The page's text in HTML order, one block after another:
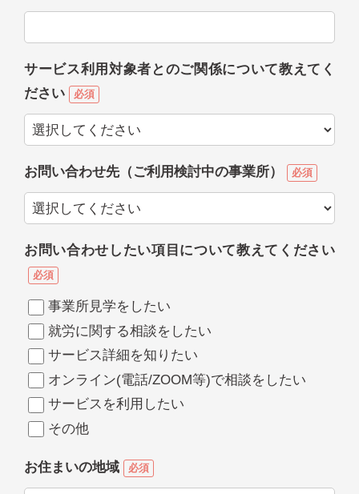
サービス利用対象者とのご関係について教えてく
ださい
必須
お問い合わせ先（ご利用検討中の事業所） 必須
お問い合わせしたい項目について教えてください
必須
事業所見学をしたい
就労に関する相談をしたい
サービス詳細を知りたい
オンライン(電話/ZOOM等)で相談をしたい
サービスを利用したい
その他
お住まいの地域 必須